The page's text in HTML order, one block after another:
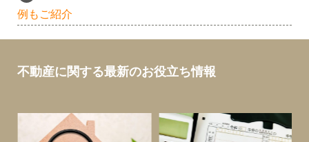
例もご紹介
不動産に関する最新のお役立ち情報